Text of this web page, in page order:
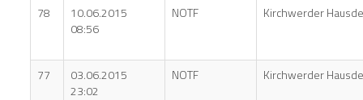
78
10.06.2015
08:56
NOTF Kirchwerder
77
03.06.2015
23:02
NOTF Kirchwerder